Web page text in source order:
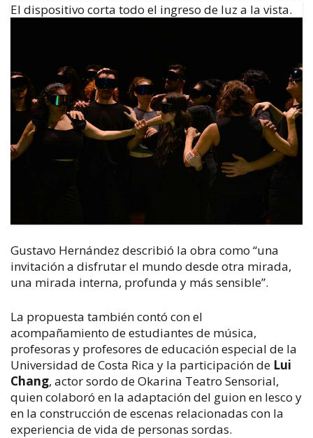
El dispositivo corta todo el ingreso de luz a la vista.
Gustavo Hernández describió la obra como “una
invitación a disfrutar el mundo desde otra mirada,
una mirada interna, profunda y más sensible”.
La propuesta tambiéncontó con el
acompañamiento de estudiantes de música,
profesoras y profesores de educación especial de la
Universidad de Costa Rica y la participación de Lui
Chang, actor sordo de Okarina Teatro Sensorial,
quien colaboró en la adaptación del guion en lesco y
en la construcción de escenas relacionadas con la
experiencia de vida de personas sordas.